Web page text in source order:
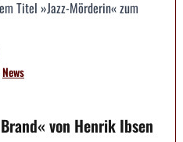
Titel »Jazz-Mörderin« zum
News
von Henrik Ibsen